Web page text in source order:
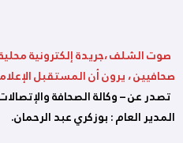
صوت الشلف ،جريدة إلكترونية
صحافيين ، يرون أن المستقبل
المدير العام : بوزكري عبد الرحمان.